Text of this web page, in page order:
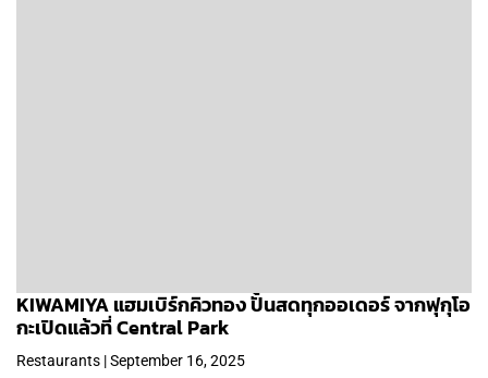
KIWAMIYA แฮมเบิร์กคิวทอง ปั้นสดทุกออเดอร์ จากฟุกุโอ
กะเปิดแล้วที่ Central Park
Restaurants | September 16, 2025